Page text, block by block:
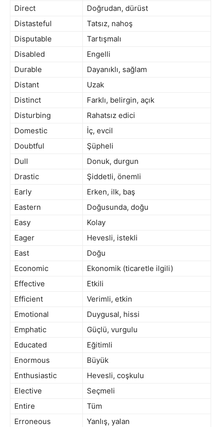
Direct
Doğrudan, dürüst
Distasteful
Tatsız, nahoş
Disputable
Tartışmalı
Disabled
Engelli
Durable
Dayanıklı, sağlam
Distant
Uzak
Distinct
Farklı, belirgin, açık
Disturbing
Rahatsız edici
Domestic
İç, evcil
Doubtful
Şüpheli
Dull
Donuk, durgun
Drastic
Şiddetli, önemli
Early
Erken, ilk, baş
Eastern
Doğusunda, doğu
Easy
Kolay
Eager
Hevesli, istekli
East
Doğu
Economic
Ekonomik (ticaretle ilgili)
Effective
Etkili
Efficient
Verimli, etkin
Emotional
Duygusal, hissi
Emphatic
Güçlü, vurgulu
Educated
Eğitimli
Enormous
Büyük
Enthusiastic
Hevesli, coşkulu
Elective
Seçmeli
Entire
Tüm
Erroneous
Yanlış, yalan